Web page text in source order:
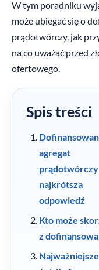
W tym poradniku
może ubiegać się o
prądotwórczy, jak
na co uważać przed
ofertowego.
Spis treści
agregat
prądotwórczy
najkrótsza
odpowiedź
Kto może
z
Najważniejsze